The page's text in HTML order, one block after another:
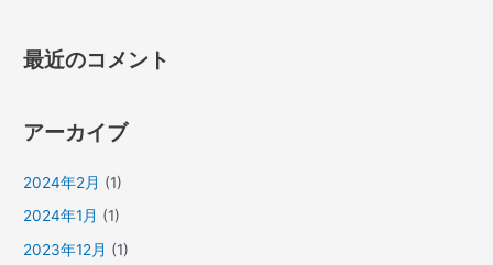
最近のコメント
アーカイブ
2024年2月 (1)
2024年1月 (1)
2023年12月 (1)